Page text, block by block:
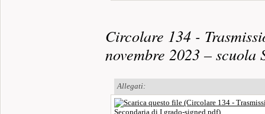
Circolare 134 -
novembre 2023 –
Allegati: